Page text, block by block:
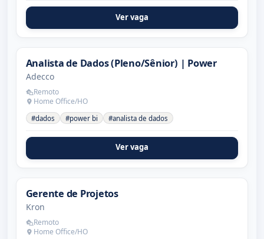
Ver vaga
Analista de Dados (Pleno/Sênior) | Power
Adecco
Remoto
Home Office/HO
#dados #power bi #analista de dados
Ver vaga
Gerente de Projetos
Kron
Remoto
Home Office/HO